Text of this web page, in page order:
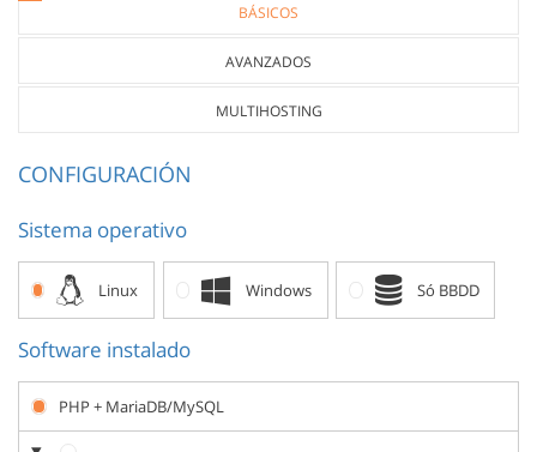
BÁSICOS
AVANZADOS
MULTIHOSTING
CONFIGURACIÓN
Sistema operativo
Linux Windows Só BBDD
Software instalado
PHP + MariaDB/MySQL